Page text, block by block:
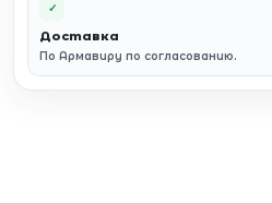
✓
Доставка
По Армавиру по согласованию.